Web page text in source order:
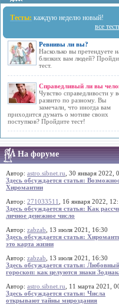
Тесты: каждую неделю новый!
все
Ревнивы ли вы?
Насколько вы претендуете
близких вам людей?
тест.
Справедливый ли вы
Чувство справедливости у
развито по разному. Вы
замечали, что иногда вам
приходится думать о мотиве своих
поступков? Пройдите тест!
На форуме
Автор: astro.sibnet.ru , 30 января 2022,
Здесь обсуждается статья:
Хиромантии
Автор: 271033511
, 16 января 2022,
Здесь обсуждается статья: Как
личное денежное число
Автор: zabzab , 13 июля 2021, 16:30
Здесь обсуждается статья:
это карта жизни
Автор: zabzab , 13 июля 2021, 16:30
Здесь обсуждается статья: Любовный
гороскоп: как целуются знаки
Автор: astro.sibnet.ru , 11 марта 2021,
Здесь обсуждается статья: Числа
открывают тайны мироздания